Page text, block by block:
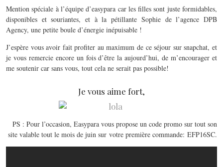
Mention spéciale à l’équipe d’easypara car les filles sont juste formidables,
disponibles et souriantes, et à la pétillante Sophie de l’agence DPB
Agency, une petite boule d’énergie inépuisable !
J’espère vous avoir fait profiter au maximum de ce séjour sur snapchat, et
je vous remercie encore un fois d’être la aujourd’hui, de m’encourager et
me soutenir car sans vous, tout cela ne serait pas possible!
Je vous aime fort,
PS : Pour l’occasion, Easypara vous propose un code promo sur tout son
site valable tout le mois de juin sur votre première commande: EFP16SC.